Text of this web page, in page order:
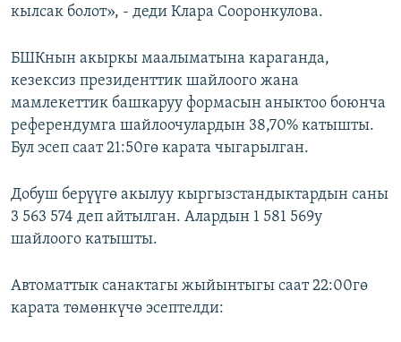
кылсак болот», - деди Клара Сооронкулова.
БШКнын акыркы маалыматына караганда,
кезексиз президенттик шайлоого жана
мамлекеттик башкаруу формасын аныктоо боюнча
референдумга шайлоочулардын 38,70% катышты.
Бул эсеп саат 21:50гө карата чыгарылган.
Добуш берүүгө акылуу кыргызстандыктардын саны
3 563 574 деп айтылган. Алардын 1 581 569у
шайлоого катышты.
Автоматтык санактагы жыйынтыгы саат 22:00гө
карата төмөнкүчө эсептелди: